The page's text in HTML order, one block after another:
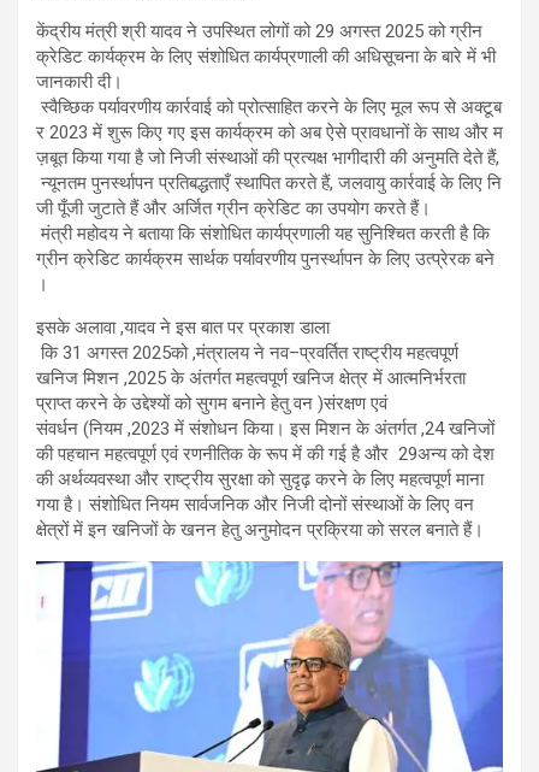
केंद्रीय मंत्री श्री यादव ने उपस्थित लोगों को 29 अगस्त 2025 को ग्रीन
क्रेडिट कार्यक्रम के लिए संशोधित कार्यप्रणाली की अधिसूचना के बारे में भी
जानकारी दी।
स्वैच्छिक पर्यावरणीय कार्रवाई को प्रोत्साहित करने के लिए मूल रूप से अक्टूब
र 2023 में शुरू किए गए इस कार्यक्रम को अब ऐसे प्रावधानों के साथ और म
ज़बूत किया गया है जो निजी संस्थाओं की प्रत्यक्ष भागीदारी की अनुमति देते हैं,
न्यूनतम पुनर्स्थापन प्रतिबद्धताएँ स्थापित करते हैं, जलवायु कार्रवाई के लिए नि
जी पूँजी जुटाते हैं और अर्जित ग्रीन क्रेडिट का उपयोग करते हैं।
मंत्री महोदय ने बताया कि संशोधित कार्यप्रणाली यह सुनिश्चित करती है कि
ग्रीन क्रेडिट कार्यक्रम सार्थक पर्यावरणीय पुनर्स्थापन के लिए उत्प्रेरक बने
।
इसके अलावा,यादव ने इस बात पर प्रकाश डाला
कि 31 अगस्त 2025को,मंत्रालय ने नव–प्रवर्तित राष्ट्रीय महत्वपूर्ण
खनिज मिशन ,2025 के अंतर्गत महत्वपूर्ण खनिज क्षेत्र में आत्मनिर्भरता
प्राप्त करने के उद्देश्यों को सुगम बनाने हेतु वन (संरक्षण एवं
संवर्धन )नियम ,2023में संशोधन किया। इस मिशन के अंतर्गत,24 खनिजों
की पहचान महत्वपूर्ण एवं रणनीतिक के रूप में की गई है और 29अन्य को देश
की अर्थव्यवस्था और राष्ट्रीय सुरक्षा को सुदृढ़ करने के लिए महत्वपूर्ण माना
गया है। संशोधित नियम सार्वजनिक और निजी दोनों संस्थाओं के लिएवन
क्षेत्रों में इन खनिजों के खनन हेतु अनुमोदन प्रक्रिया को सरल बनाते हैं।